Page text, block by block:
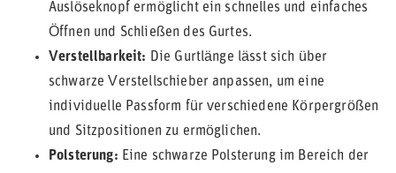
Auslöseknopf ermöglicht ein schnelles und einfaches
Öffnen und Schließen des Gurtes.
Verstellbarkeit: Die Gurtlänge lässt sich über
schwarze Verstellschieber anpassen, um eine
individuelle Passform für verschiedene Körpergrößen
und Sitzpositionen zu ermöglichen.
Polsterung: Eine schwarze Polsterung im Bereich der